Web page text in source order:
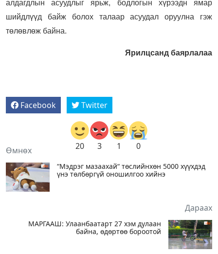
алдагдлын асуудлыг ярьж, бодлогын хүрээдн ямар
шийдлүүд байж болох талаар асуудал оруулна гэж
төлөвлөж байна.
Ярилцсанд баярлалаа
Facebook Twitter
20 3 1 0
Өмнөх
“Мэдрэг мазаахай“ төслийнхөн 5000 хүүхдэд
үнэ төлбөргүй оношилгоо хийнэ
Дараах
МАРГААШ: Улаанбаатарт 27 хэм дулаан
байна, өдөртөө бороотой